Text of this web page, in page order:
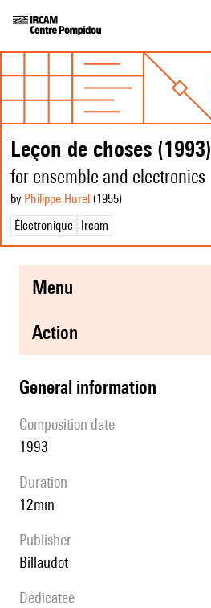
Leçon de choses (1993)
for ensemble and electronics
by Philippe Hurel (1955)
Électronique
Ircam
menu
action
general information
composition date
1993
duration
12min
publisher
Billaudot
Dedicatee